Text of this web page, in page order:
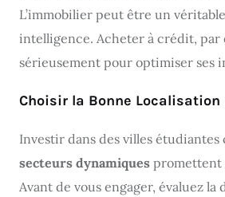
L’immobilier peut être un véritable
intelligence. Acheter à crédit, par
sérieusement pour optimiser ses
Choisir la Bonne
Investir dans des villes
secteurs dynamiques promettent
Avant de vous engager, évaluez